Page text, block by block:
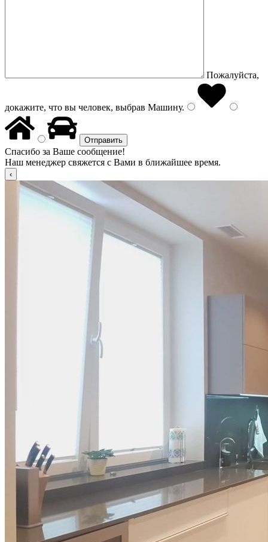
Пожалуйста,
докажите, что вы человек, выбрав Машину.
Спасибо за Ваше сообщение!
Наш менеджер свяжется с Вами в ближайшее время.